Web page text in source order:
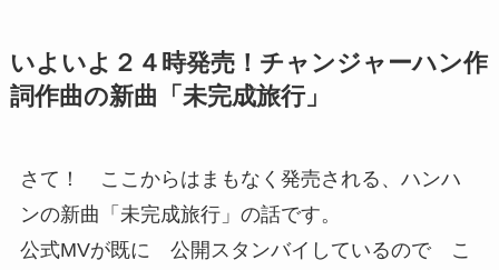
いよいよ２４時発売！チャンジャーハン作
詞作曲の新曲「未完成旅行」
さて！ ここからはまもなく発売される、ハンハ
ンの新曲「未完成旅行」の話です。
公式MVが既に 公開スタンバイしているので こ